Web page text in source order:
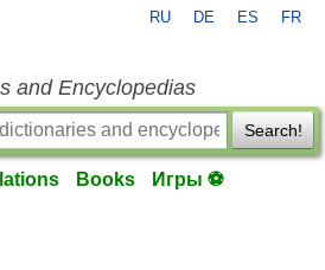
RU DE ES FR
and Encyclopedias
Search!
Books Игры ⚽